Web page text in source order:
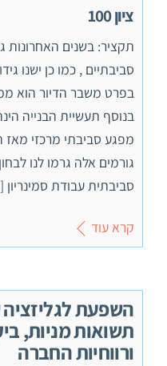
ציון 100
תקציר: בשנים האחרונות
סביבתיים , כמו כן ישנו
בפרט משבר הדיור הוא
בנוסף תעשיית הבנייה
מפגע סביבתי מרכזי
גורמים אלה גרמו לנו
סביבתית עבודת
קרא עוד
השפעת
תשואות מניות,
ורווחיות החברה